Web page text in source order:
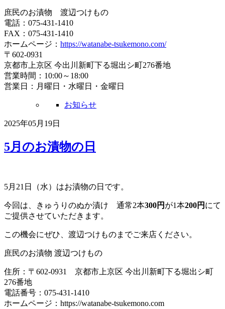
庶民のお漬物 渡辺つけもの
電話：075-431-1410
FAX：075-431-1410
ホームページ： https://watanabe-tsukemono.com/
〒602-0931
京都市上京区 今出川新町下る堀出シ町276番地
営業時間：10:00～18:00
営業日：月曜日・水曜日・金曜日
お知らせ
2025年05月19日
5月のお漬物の日
5月21日（水）はお漬物の日です。
今回は、きゅうりのぬか漬け 通常2本300円 が1本200円 にて
ご提供させていただきます。
この機会にぜひ、渡辺つけものまでご来店ください。
庶民のお漬物 渡辺つけもの
住所：〒602-0931 京都市上京区 今出川新町下る堀出シ町
276番地
電話番号：075-431-1410
ホームページ：https://watanabe-tsukemono.com